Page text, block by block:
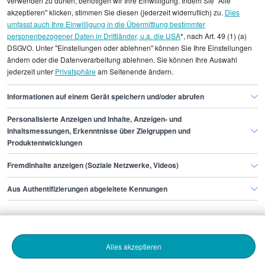
Durchschnittswerte und die Angaben können nicht
einzelnen Stellenangeboten zugeordnet werden.
Gehaltsinformationen
Buchhaltung
Head of Finance
Head of Finance Frankfurt am Main
Finde den Job,
der zu dir passt.
Bewerbende
akzeptieren" klicken, stimmen Sie diesen (jederzeit widerruflich) zu. Dies
umfasst auch Ihre Einwilligung in die Übermittlung bestimmter
personenbezogener Daten in Drittländer, u.a. die USA*, nach Art. 49 (1) (a)
DSGVO. Unter "Einstellungen oder ablehnen" können Sie Ihre Einstellungen
ändern oder die Datenverarbeitung ablehnen. Sie können Ihre Auswahl
jederzeit unter Privatsphäream Seitenende ändern.
Informationen auf einem Gerät speichern und/oder abrufen
Personalisierte Anzeigen und Inhalte, Anzeigen- und
Inhaltsmessungen, Erkenntnisse über Zielgruppen und
Produktentwicklungen
Fremdinhalte anzeigen (Soziale Netzwerke, Videos)
Aus Authentifizierungen abgeleitete Kennungen
Alles akzeptieren